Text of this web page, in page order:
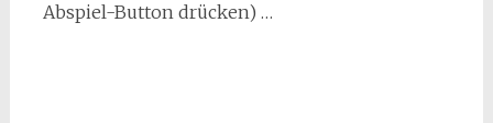
Abspiel-Button drücken) …